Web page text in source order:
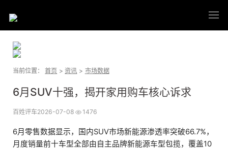
当前位置：首页 > 资讯 > 市场数据
6月SUV十强，揭开家用购车核心诉求
百姓评车2026-07-08 1476
6月零售数据显示，国内SUV市场新能源渗透率突破66.7%，
月度销量前十车型全部由自主品牌新能源车型包揽，覆盖10